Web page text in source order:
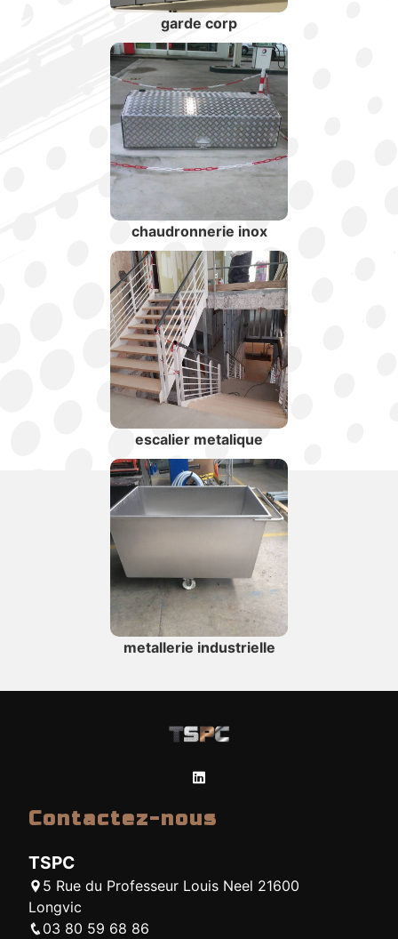
garde corp
chaudronnerie inox
escalier metalique
metallerie industrielle
Contactez-nous
TSPC
5 Rue du Professeur Louis Neel 21600
Longvic
03 80 59 68 86